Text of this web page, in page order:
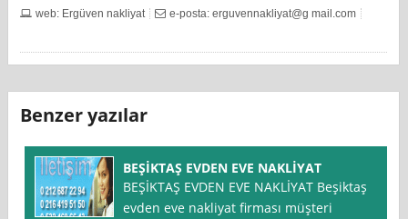
web: Ergüven nakliyat e-posta: erguvennakliyat@g mail.com
Benzer yazılar
BEŞİKTAŞ EVDEN EVE NAKLİYAT
BEŞİKTAŞ EVDEN EVE NAKLİYAT Beşiktaş
evden eve nakliyat firması müşteri